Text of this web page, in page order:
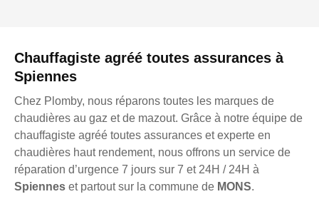
Chauffagiste agréé toutes assurances à
Spiennes
Chez Plomby, nous réparons toutes les marques de
chaudières au gaz et de mazout. Grâce à notre équipe de
chauffagiste agréé toutes assurances et experte en
chaudières haut rendement, nous offrons un service de
réparation d’urgence 7 jours sur 7 et 24H / 24H à
Spiennes et partout sur la commune de MONS.